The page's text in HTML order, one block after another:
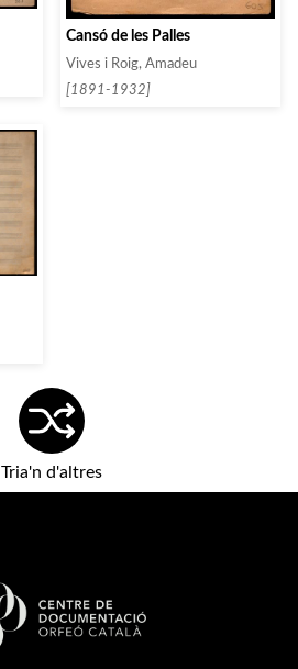
Cansó de les Palles
Vives i Roig, Amadeu
[1891-1932]
Tria'n d'altres